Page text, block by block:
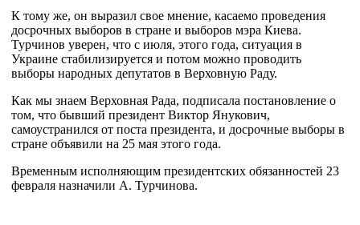
К тому же, он выразил свое мнение, касаемо проведения
досрочных выборов в стране и выборов мэра Киева.
Турчинов уверен, что с июля, этого года, ситуация в
Украине стабилизируется и потом можно проводить
выборы народных депутатов в Верховную Раду.
Как мы знаем Верховная Рада, подписала постановление о
том, что бывший президент Виктор Янукович,
самоустранился от поста президента, и досрочные выборы в
стране объявили на 25 мая этого года.
Временным исполняющим президентских обязанностей 23
февраля назначили А. Турчинова.